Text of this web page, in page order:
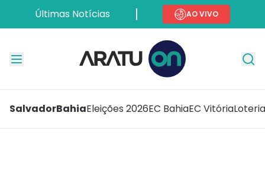
Últimas Notícias AO VIVO
SalvadorBahiaEleições 2026EC BahiaEC Vitória